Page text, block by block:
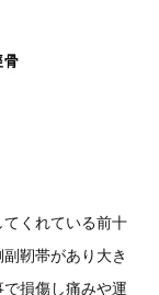
くれている前十
靭帯があり大き
損傷し痛みや運